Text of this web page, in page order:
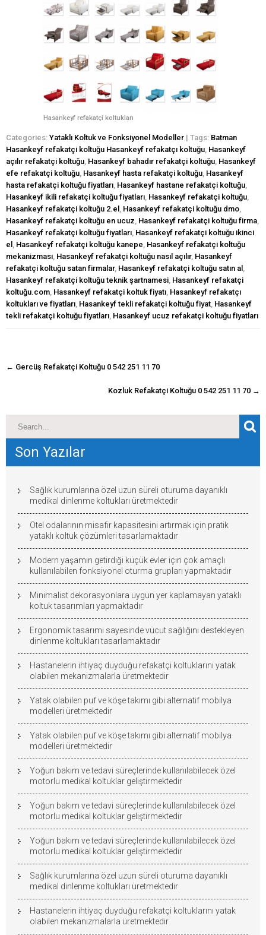
Hasankeyf refakatçi koltukları
Categories: Yataklı Koltuk ve Fonksiyonel Modeller | Tags: Batman
Hasankeyf refakatçi koltuğu Hasankeyf refakatçı koltuğu, Hasankeyf
açılır refakatçi koltuğu, Hasankeyf bahadır refakatçi koltuğu, Hasankeyf
efe refakatçi koltuğu, Hasankeyf hasta refakatçi koltuğu, Hasankeyf
hasta refakatçi koltuğu fiyatları, Hasankeyf hastane refakatçi koltuğu,
Hasankeyf ikili refakatçi koltuğu fiyatları, Hasankeyf refakatçi koltuğu,
Hasankeyf refakatçi koltuğu 2.el , Hasankeyf refakatçi koltuğu dmo,
Hasankeyf refakatçi koltuğu en ucuz, Hasankeyf refakatçi koltuğu firma,
Hasankeyf refakatçi koltuğu fiyatları, Hasankeyf refakatçi koltuğu ikinci
el , Hasankeyf refakatçi koltuğu kanepe, Hasankeyf refakatçi koltuğu
mekanizması, Hasankeyf refakatçi koltuğu nasıl açılır, Hasankeyf
refakatçi koltuğu satan firmalar, Hasankeyf refakatçi koltuğu satın al ,
Hasankeyf refakatçi koltuğu teknik şartnamesi, Hasankeyf refakatçi
koltuğu.com, Hasankeyf refakatçi koltuk fiyatı, Hasankeyf refakatçı
koltukları ve fiyatları, Hasankeyf tekli refakatçi koltuğu fiyat, Hasankeyf
tekli refakatçi koltuğu fiyatları, Hasankeyf ucuz refakatçi koltuğu fiyatları
navigasyon
← Gercüş Refakatçi Koltuğu 0 542 251 11 70
Kozluk Refakatçi Koltuğu 0 542 251 11 70 →
Son Yazılar
Sağlık kurumlarına özel uzun süreli oturuma dayanıklı
medikal dinlenme koltukları üretmektedir
Otel odalarının misafir kapasitesini artırmak için pratik
yataklı koltuk çözümleri tasarlamaktadır
Modern yaşamın getirdiği küçük evler için çok amaçlı
kullanılabilen fonksiyonel oturma grupları yapmaktadır
Minimalist dekorasyonlara uygun yer kaplamayan yataklı
koltuk tasarımları yapmaktadır
Ergonomik tasarımı sayesinde vücut sağlığını destekleyen
dinlenme koltukları tasarlamaktadır
Hastanelerin ihtiyaç duyduğu refakatçi koltuklarını yatak
olabilen mekanizmalarla üretmektedir
Yatak olabilen puf ve köşe takımı gibi alternatif mobilya
modelleri üretmektedir
Yatak olabilen puf ve köşe takımı gibi alternatif mobilya
modelleri üretmektedir
Yoğun bakım ve tedavi süreçlerinde kullanılabilecek özel
motorlu medikal koltuklar geliştirmektedir
Yoğun bakım ve tedavi süreçlerinde kullanılabilecek özel
motorlu medikal koltuklar geliştirmektedir
Yoğun bakım ve tedavi süreçlerinde kullanılabilecek özel
motorlu medikal koltuklar geliştirmektedir
Sağlık kurumlarına özel uzun süreli oturuma dayanıklı
medikal dinlenme koltukları üretmektedir
Hastanelerin ihtiyaç duyduğu refakatçi koltuklarını yatak
olabilen mekanizmalarla üretmektedir